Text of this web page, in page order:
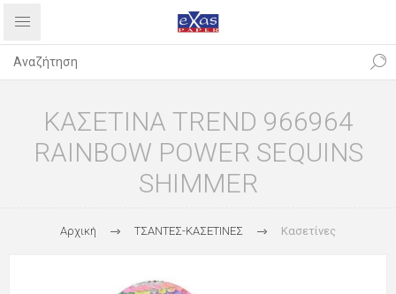
ΚΑΣΕΤΙΝΑ TREND 966964
RAINBOW POWER SEQUINS
SHIMMER
Αρχική ΤΣΑΝΤΕΣ-ΚΑΣΕΤΙΝΕΣ Κασετίνες